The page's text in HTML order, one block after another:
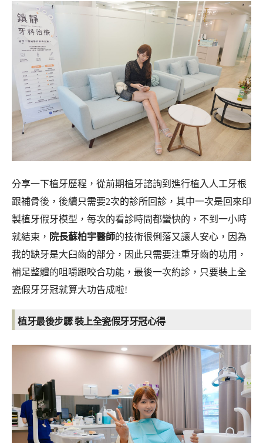
分享一下植牙歷程，從前期植牙諮詢到進行植入人工牙根
跟補骨後，後續只需要2次的診所回診，其中一次是回來印
製植牙假牙模型，每次的看診時間都蠻快的，不到一小時
就結束， 院長蘇柏宇醫師的技術很俐落又讓人安心，因為
我的缺牙是大臼齒的部分，因此只需要注重牙齒的功用，
補足整體的咀嚼跟咬合功能，最後一次約診，只要裝上全
瓷假牙牙冠就算大功告成啦!
植牙最後步驟 裝上全瓷假牙牙冠心得